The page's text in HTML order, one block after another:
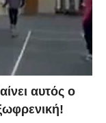
αυτός ο